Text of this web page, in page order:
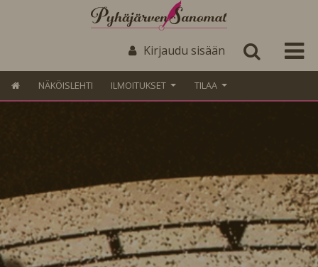
Kirjaudu sisään
NÄKÖISLEHTI ILMOITUKSET TILAA